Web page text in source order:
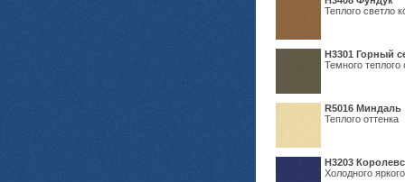
Теплого светло
Н3301 Горный
Темного теплого
R5016 Миндаль
Теплого оттенка
Н3203
Холодного